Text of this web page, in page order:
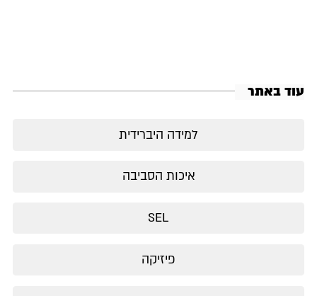
עוד באתר
למידה היברידית
איכות הסביבה
SEL
פיזיקה